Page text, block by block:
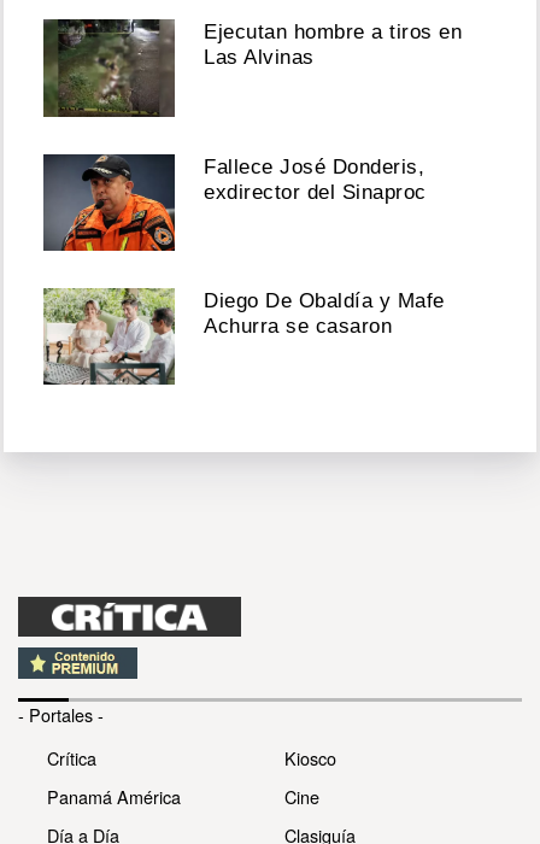
Ejecutan hombre a tiros en
Las Alvinas
Fallece José Donderis,
exdirector del Sinaproc
Diego De Obaldía y Mafe
Achurra se casaron
- Portales -
Crítica
Panamá América
Día a Día
Kiosco
Cine
Clasiguía